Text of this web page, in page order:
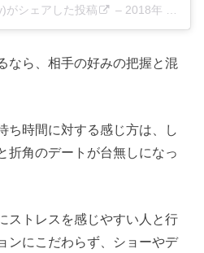
がシェアした投稿 – 2018年 7月月23日午後5時04分PDT
なら、相手の好みの把握と混
ち時間に対する感じ方は、し
折角のデートが台無しになっ
ストレスを感じやすい人と行
ンにこだわらず、ショーやデ